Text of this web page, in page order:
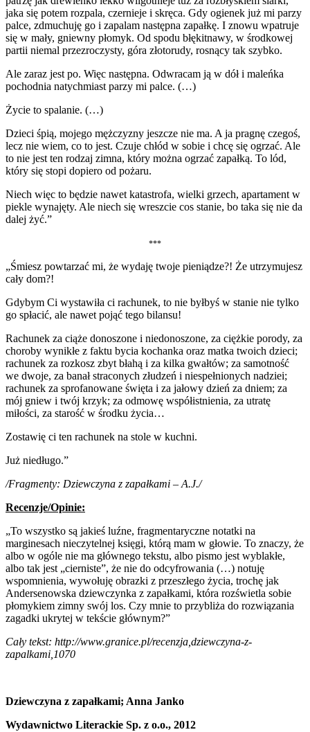
jaka się potem rozpala, czernieje i skręca. Gdy ogienek już mi parzy
palce, zdmuchuję go i zapalam następna zapałkę. I znowu wpatruje
się w mały, gniewny płomyk. Od spodu błękitnawy, w środkowej
partii niemal przezroczysty, góra złotorudy, rosnący tak szybko.
Ale zaraz jest po. Więc następna. Odwracam ją w dół i maleńka
pochodnia natychmiast parzy mi palce. (…)
Życie to spalanie. (…)
Dzieci śpią, mojego mężczyzny jeszcze nie ma. A ja pragnę czegoś,
lecz nie wiem, co to jest. Czuje chłód w sobie i chcę się ogrzać. Ale
to nie jest ten rodzaj zimna, który można ogrzać zapałką. To lód,
który się stopi dopiero od pożaru.
Niech więc to będzie nawet katastrofa, wielki grzech, apartament w
piekle wynajęty. Ale niech się wreszcie cos stanie, bo taka się nie da
dalej żyć.”
***
„Śmiesz powtarzać mi, że wydaję twoje pieniądze?! Że utrzymujesz
cały dom?!
Gdybym Ci wystawiła ci rachunek, to nie byłbyś w stanie nie tylko
go spłacić, ale nawet pojąć tego bilansu!
Rachunek za ciąże donoszone i niedonoszone, za ciężkie porody, za
choroby wynikłe z faktu bycia kochanka oraz matka twoich dzieci;
rachunek za rozkosz zbyt błahą i za kilka gwałtów; za samotność
we dwoje, za banał straconych złudzeń i niespełnionych nadziei;
rachunek za sprofanowane święta i za jałowy dzień za dniem; za
mój gniew i twój krzyk; za odmowę współistnienia, za utratę
miłości, za starość w środku życia…
Zostawię ci ten rachunek na stole w kuchni.
Już niedługo.”
/Fragmenty: Dziewczyna z zapałkami – A.J./
Recenzje/Opinie:
„To wszystko są jakieś luźne, fragmentaryczne notatki na
marginesach nieczytelnej księgi, którą mam w głowie. To znaczy, że
albo w ogóle nie ma głównego tekstu, albo pismo jest wyblakłe,
albo tak jest „cierniste”, że nie do odcyfrowania (…) notuję
wspomnienia, wywołuję obrazki z przeszłego życia, trochę jak
Andersenowska dziewczynka z zapałkami, która rozświetla sobie
płomykiem zimny swój los. Czy mnie to przybliża do rozwiązania
zagadki ukrytej w tekście głównym?”
Cały tekst: http://www.granice.pl/recenzja,dziewczyna-z-
zapalkami,1070
Dziewczyna z zapałkami; Anna Janko
Wydawnictwo Literackie Sp. z o.o., 2012